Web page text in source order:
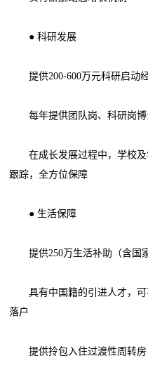
● 科研发展
提供200-600万元科研启动经
每年提供团队岗、科研岗博
在成长发展过程中，学校及
跟踪，全方位保障
● 生活保障
提供250万生活补助（含国家
具有中国籍的引进人才，可
落户
提供拎包入住过渡性周转房